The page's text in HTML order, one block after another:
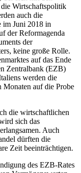
die Wirtschaftspolitik
auch die
im Juni 2018 in
der Reformagenda
der
keine große Rolle.
auf das Ende
Zentralbank (EZB)
werden die
Monaten auf die Probe
die wirtschaftlichen
sich das
Auch
dürften die
Zeit beeinträchtigen.
des EZB-Rates